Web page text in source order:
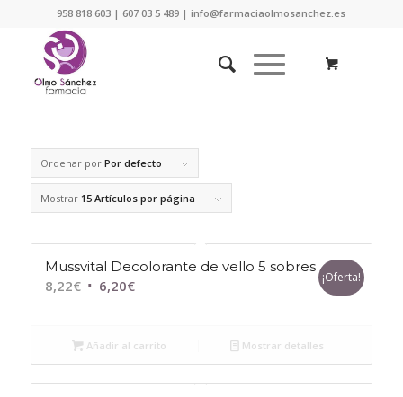
958 818 603 | 607 03 5 489 | info@farmaciaolmosanchez.es
Ordenar por Por defecto
Mostrar 15 Artículos por página
Mussvital Decolorante de vello 5 sobres
8,22€ El
era:
6,20€El
es:
¡Oferta!
Añadir al carrito Mostrar detalles